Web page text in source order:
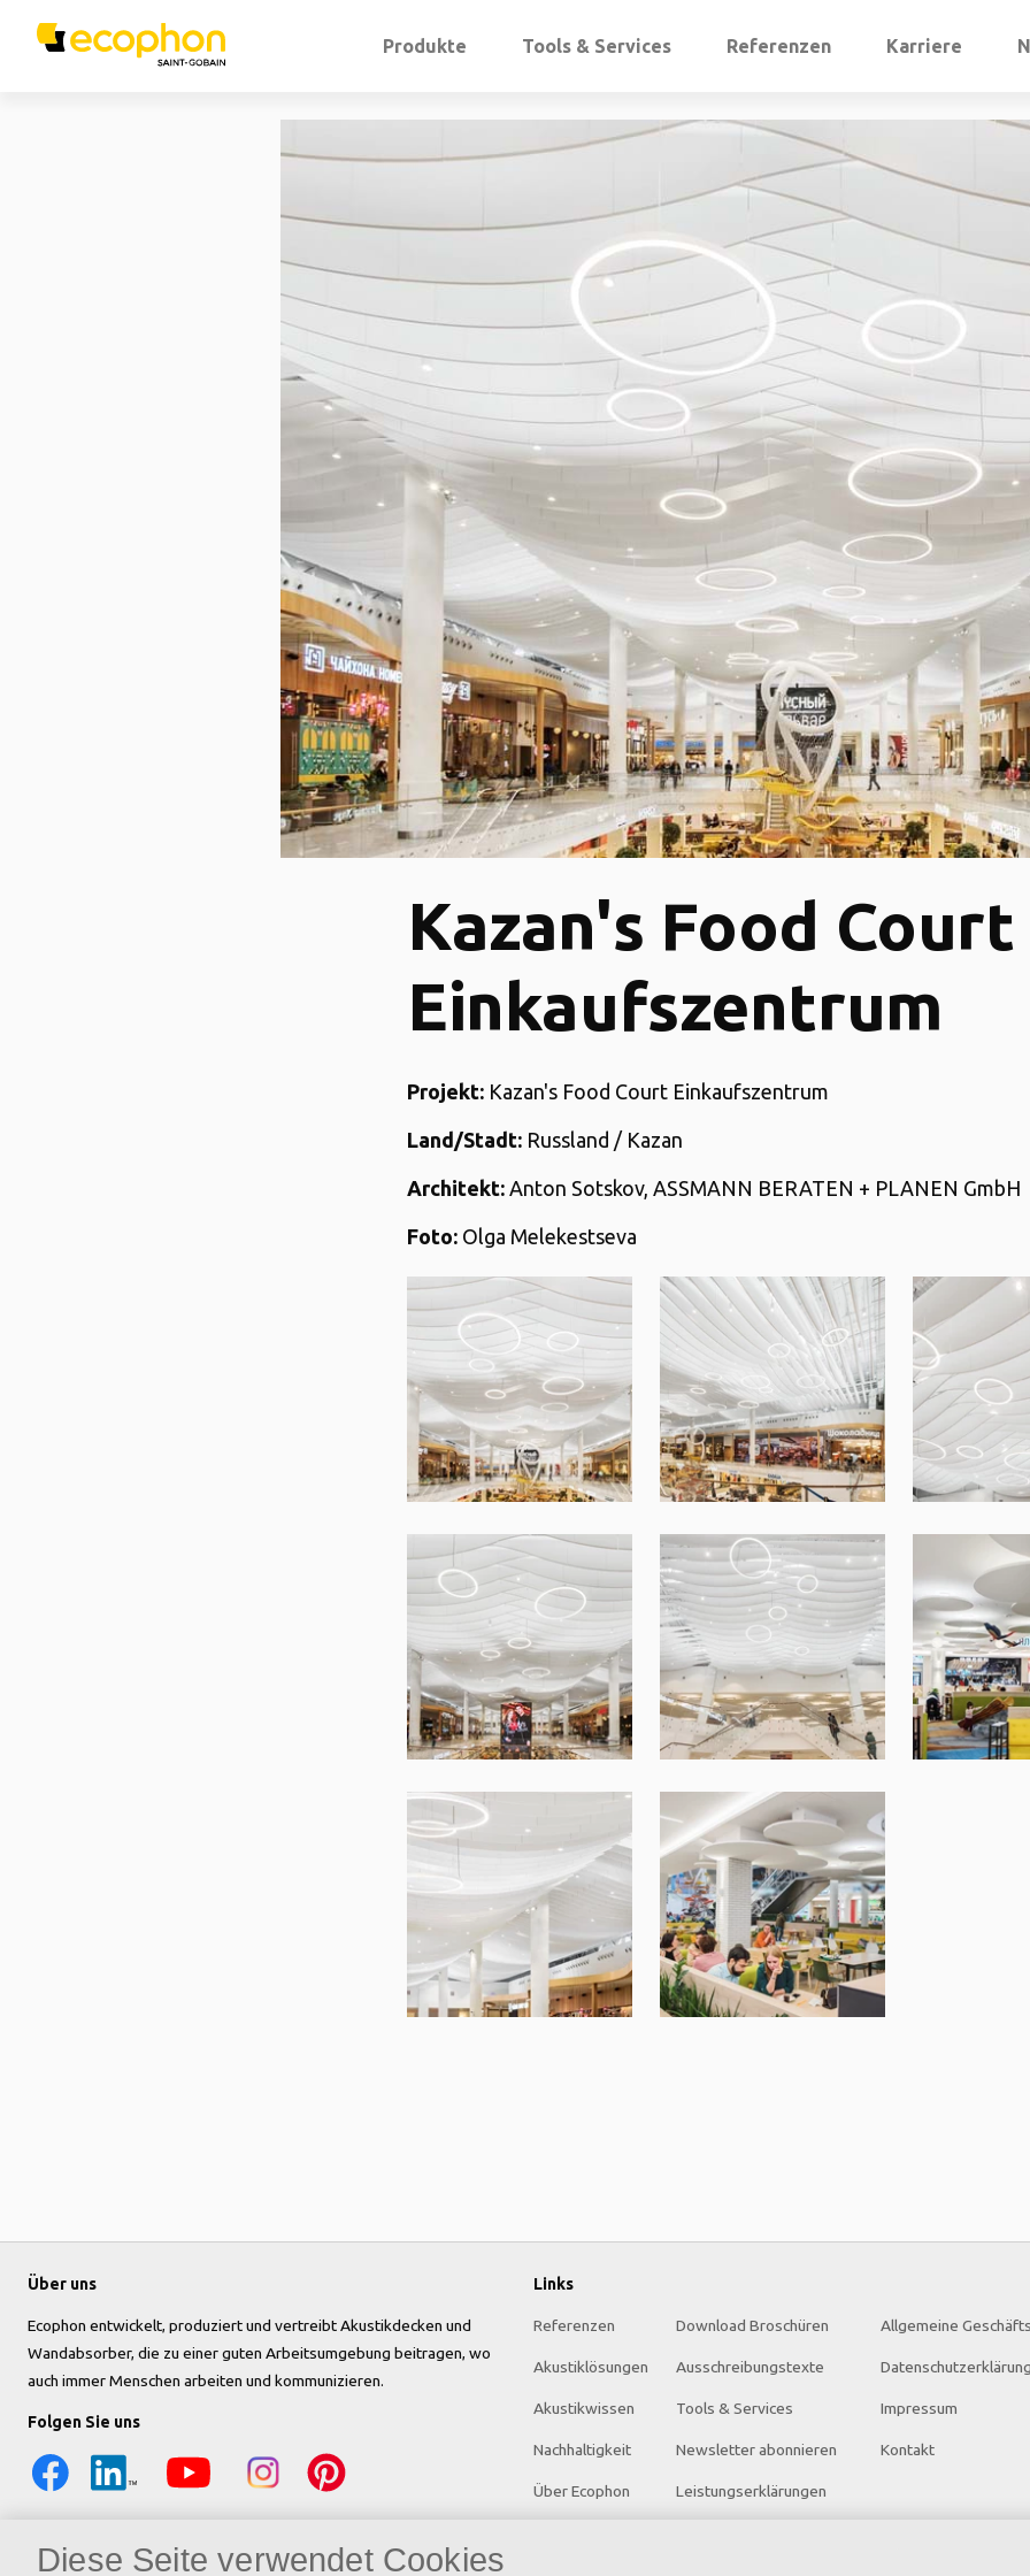
Produkte Tools & Services Referenzen Karriere
Kazan's Food Court
Einkaufszentrum
Projekt: Kazan's Food Court Einkaufszentrum
Land/Stadt: Russland / Kazan
Architekt: Anton Sotskov, ASSMANN BERATEN + PLANEN GmbH
Foto: Olga Melekestseva
Über uns
Ecophon entwickelt, produziert und vertreibt Akustikdecken und
Wandabsorber, die zu einer guten Arbeitsumgebung beitragen, wo
auch immer Menschen arbeiten und kommunizieren.
Folgen Sie uns
Links
Referenzen
Akustiklösungen
Akustikwissen
Nachhaltigkeit
Über Ecophon
Download Broschüren
Ausschreibungstexte
Tools & Services
Newsletter abonnieren
Leistungserklärungen
Allgemeine
Datenschutzerklärung
Impressum
Kontakt
Diese Seite verwendet Cookies